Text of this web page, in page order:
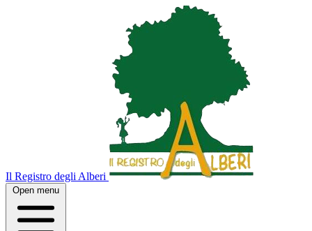
Il Registro degli Alberi
Open menu